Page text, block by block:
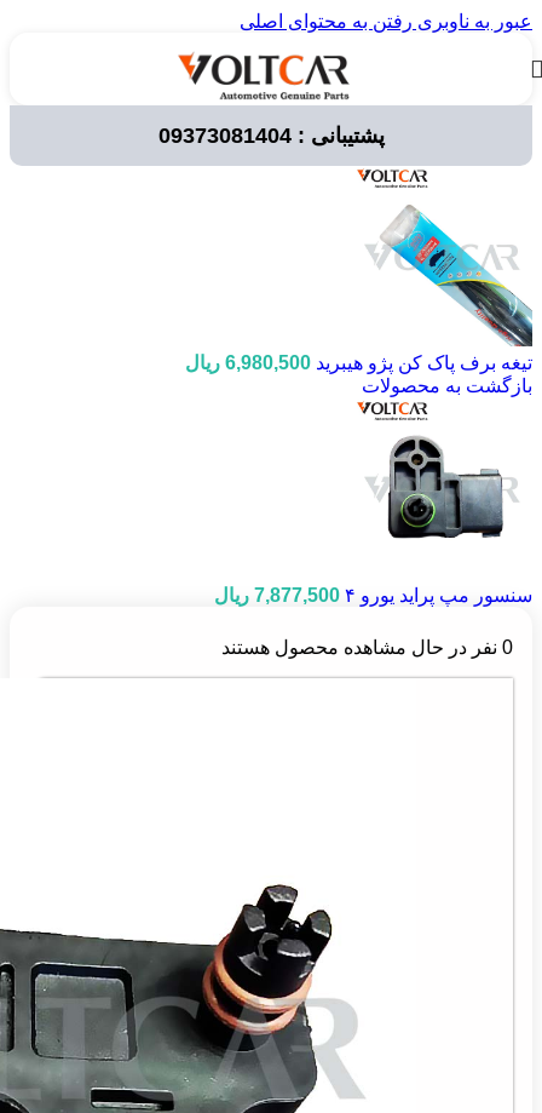
عبور به ناوبری رفتن به محتوای اصلی
پشتیبانی : 09373081404لوازم برقی خودرو/ سنسور ها/ سنسور کیلومتر
تیغه برف پاک کن پژو هیبرید 6,980,500 ریال
بازگشت به محصولات
سنسور مپ پراید یورو ۴ 7,877,500 ریال
0 نفر در حال مشاهده محصول هستند